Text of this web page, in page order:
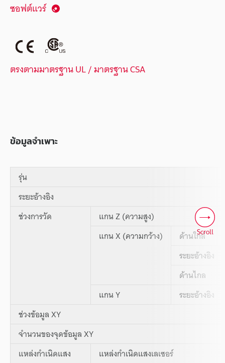
ซอฟต์แวร์
ตรงตามมาตรฐาน UL / มาตรฐาน CSA
ข้อมูลจำเพาะ
รุ่น
ระยะอ้างอิง
ช่วงการวัด
แกน Z (ความสูง)
แกน X (ความกว้าง)
ด้านใกล้
ระยะอ้างอิง
ด้านไกล
แกน Y
ระยะอ้างอิง
ช่วงข้อมูล XY
จำนวนของจุดข้อมูล XY
แหล่งกำเนิดแสง
แหล่งกำเนิดแสงเลเซอร์
Scroll